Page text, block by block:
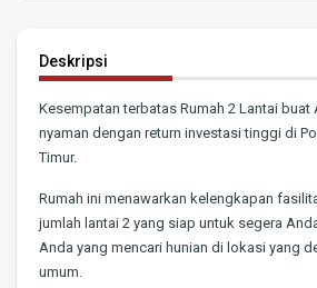
Deskripsi
Kesempatan terbatas Rumah 2 Lantai buat
nyaman dengan return investasi tinggi di
Timur.
Rumah ini menawarkan kelengkapan
jumlah lantai 2 yang siap untuk segera
Anda yang mencari hunian di lokasi yang
umum.